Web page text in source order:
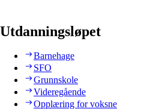
Utdanningsløpet
Barnehage
SFO
Grunnskole
Videregående
Opplæring for voksne